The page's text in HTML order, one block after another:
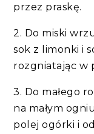
przez praskę.
2. Do miski
sok z limonki i
rozgniatając w
3. Do małego
na małym
polej ogórki i